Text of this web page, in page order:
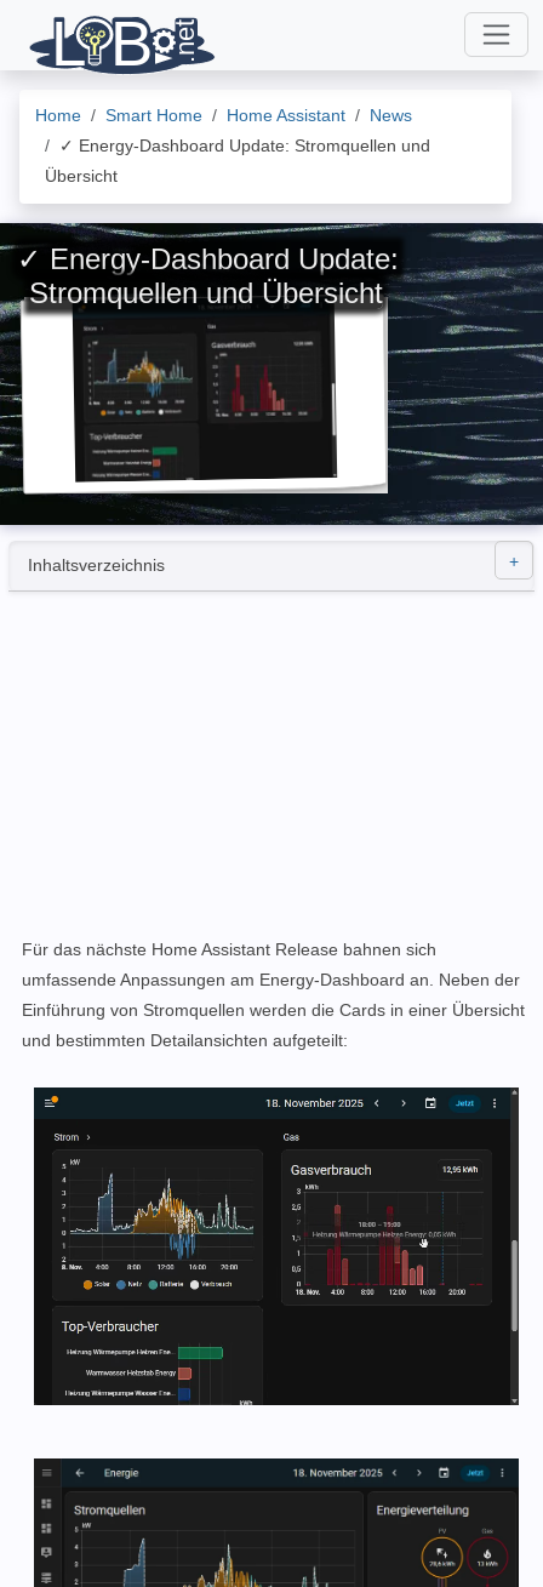
Home Smart Home Home Assistant
News
✓ Energy-Dashboard Update: Stromquellen und
Übersicht
✓ Energy-Dashboard Update:
Stromquellen und Übersicht
Inhaltsverzeichnis
Für das nächste Home Assistant Release bahnen sich
umfassende Anpassungen am Energy-Dashboard an. Neben der
Einführung von Stromquellen werden die Cards in einer Übersicht
und bestimmten Detailansichten aufgeteilt: